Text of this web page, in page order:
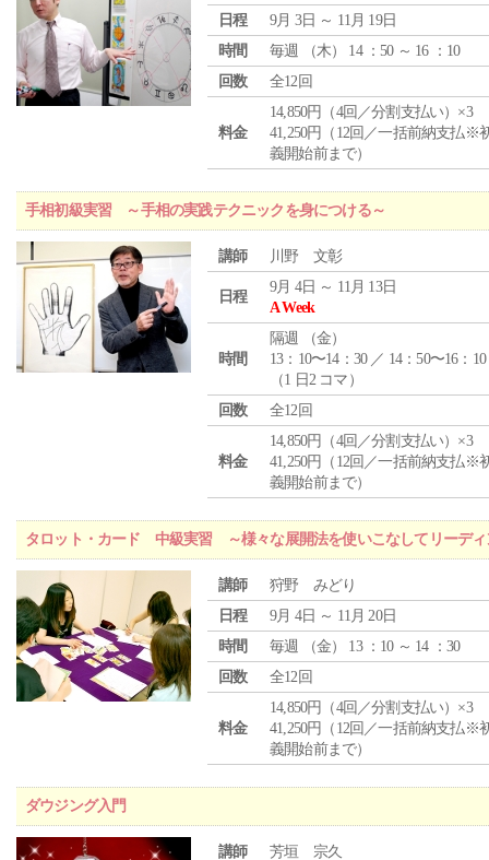
日程
9月 3日 ～ 11月 19日
時間
毎週 （木） 14 ：50 ～ 16 ：10
回数
全12回
料金
14,850円（4回／分割支払い）×3
41,250円（12回／一括前納支払※
義開始前まで）
手相初級実習 ～手相の実践テクニックを身につける～
講師 川野 文彰
日程
9月 4日 ～ 11月 13日
A Week
時間
隔週 （金）
13：10〜14：30 ／ 14：50〜16：10
（1 日2 コマ）
回数
全12回
料金
14,850円（4回／分割支払い）×3
41,250円（12回／一括前納支払※
義開始前まで）
タロット・カード 中級実習 ～様々な展開法を使いこなしてリーディ
講師
狩野 みどり
日程
9月 4日 ～ 11月 20日
時間
毎週 （金） 13 ：10 ～ 14 ：30
回数
全12回
料金
14,850円（4回／分割支払い）×3
41,250円（12回／一括前納支払※
義開始前まで）
ダウジング入門
講師 芳垣 宗久